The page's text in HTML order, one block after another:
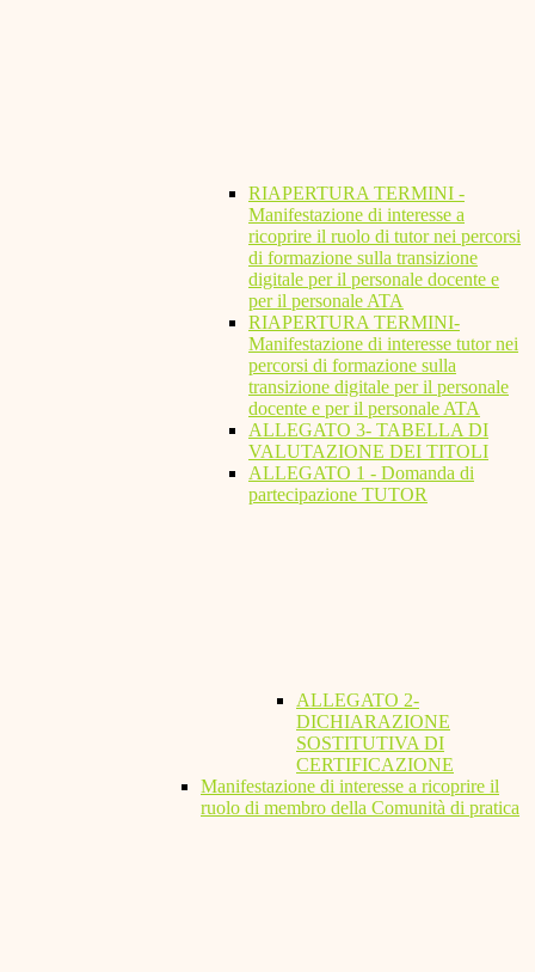
RIAPERTURA TERMINI -
Manifestazione di interesse a
ricoprire il ruolo di tutor nei percorsi
di formazione sulla transizione
digitale per il personale docente e
per il personale ATA
RIAPERTURA TERMINI-
Manifestazione di interesse tutor nei
percorsi di formazione sulla
transizione digitale per il personale
docente e per il personale ATA
ALLEGATO 3- TABELLA DI
VALUTAZIONE DEI TITOLI
ALLEGATO 1 - Domanda di
partecipazione TUTOR
ALLEGATO 2-
DICHIARAZIONE
SOSTITUTIVA DI
CERTIFICAZIONE
Manifestazione di interesse a ricoprire il
ruolo di membro della Comunità di pratica